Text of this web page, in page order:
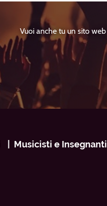
Vuoi anche tu un sito
Musicisti e Insegnanti